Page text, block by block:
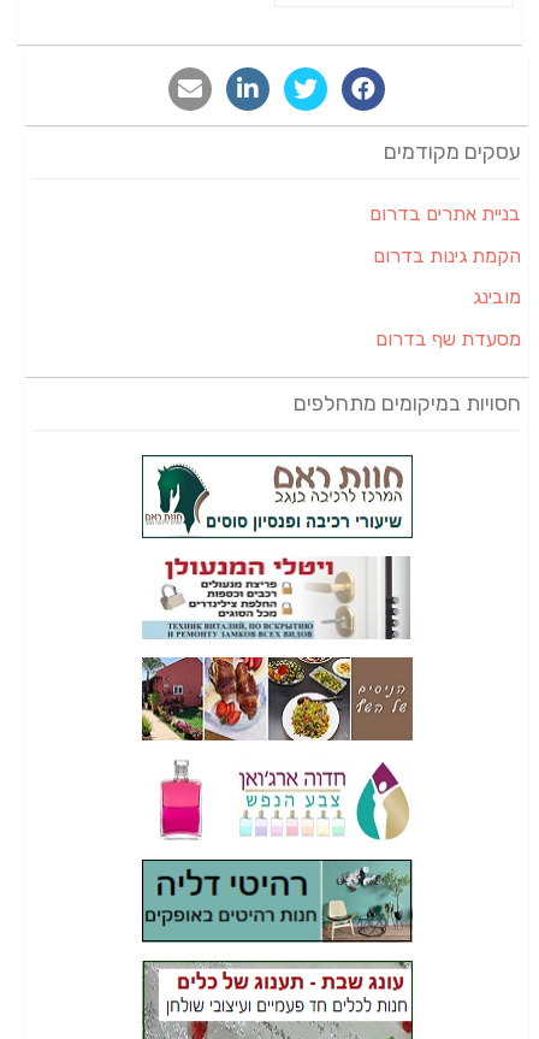
עסקים מקודמים
בניית אתרים בדרום
הקמת גינות בדרום
מובינג
מסעדת שף בדרום
חסויות במיקומים מתחלפים